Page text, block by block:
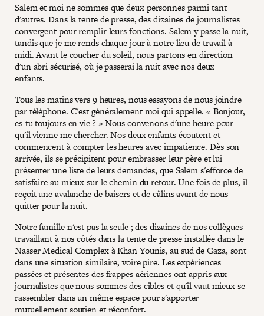
Salem et moi ne sommes que deux personnes parmi tant
d'autres. Dans la tente de presse, des dizaines de journalistes
convergent pour remplir leurs fonctions. Salem y passe la nuit,
tandis que je me rends chaque jour à notre lieu de travail à
midi. Avant le coucher du soleil, nous partons en direction
d'un abri sécurisé, où je passerai la nuit avec nos deux
enfants.
Tous les matins vers 9 heures, nous essayons de nous joindre
par téléphone. C'est généralement moi qui appelle. « Bonjour,
es-tu toujours en vie ? » Nous convenons d'une heure pour
qu'il vienne me chercher. Nos deux enfants écoutent et
commencent à compter les heures avec impatience. Dès son
arrivée, ils se précipitent pour embrasser leur père et lui
présenter une liste de leurs demandes, que Salem s'efforce de
satisfaire au mieux sur le chemin du retour. Une fois de plus, il
reçoit une avalanche de baisers et de câlins avant de nous
quitter pour la nuit.
Notre famille n'est pas la seule ; des dizaines de nos collègues
travaillant à nos côtés dans la tente de presse installée dans le
Nasser Medical Complex à Khan Younis, au sud de Gaza, sont
dans une situation similaire, voire pire. Les expériences
passées et présentes des frappes aériennes ont appris aux
journalistes que nous sommes des cibles et qu'il vaut mieux se
rassembler dans un même espace pour s'apporter
mutuellement soutien et réconfort.